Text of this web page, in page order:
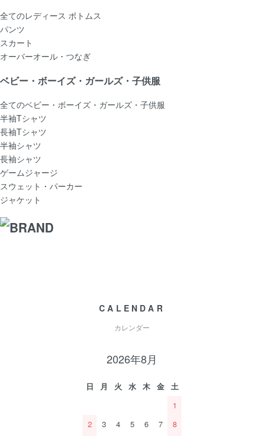
全てのレディース ボトムス
パンツ
スカート
オーバーオール・つなぎ
ベビー・ボーイズ・ガールズ・子供服
全てのベビー・ボーイズ・ガールズ・子供服
半袖Tシャツ
長袖Tシャツ
半袖シャツ
長袖シャツ
ゲームジャージ
スウェット・パーカー
ジャケット
CALENDAR
カレンダー
2026年8月
日 月 火 水 木 金
土
1
2
3 4 5 6 7
8